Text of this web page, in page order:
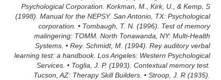
Psychological Corporation. Korkman, M., Kirk, U., & Kemp, S
(1998). Manual for the NEPSY. San Antonio, TX: Psychological
corporation. • Tombaugh, T. N. (1996). Test of memory
malingering: TOMM. North Tonawanda, NY: Multi-Health
Systems. • Rey. Schmidt, M. (1994). Rey auditory verbal
learning test: a handbook. Los Angeles: Western Psychological
Services. • Toglia, J. P. (1993). Contextual memory test.
Tucson, AZ: Therapy Skill Builders. • Stroop, J. R (1935).